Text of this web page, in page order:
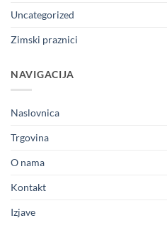
Uncategorized
Zimski praznici
NAVIGACIJA
Naslovnica
Trgovina
O nama
Kontakt
Izjave